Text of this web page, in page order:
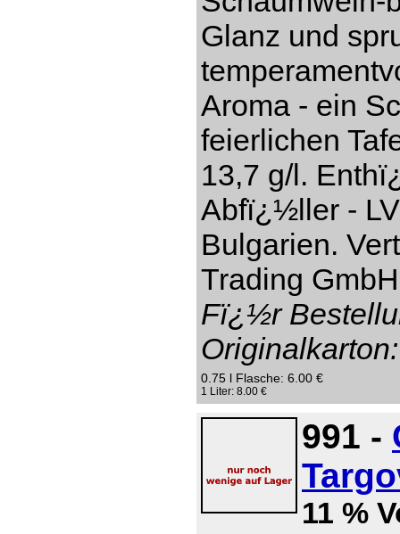
Glanz und
Aroma - ein
feierlichen
13,7 g/l.
Abfï¿½ller -
Bulgarien.
Trading
Fï¿½r
Originalkarton:
0.75 l Flasche: 6.00 €
1 Liter: 8.00 €
991 -
11 %